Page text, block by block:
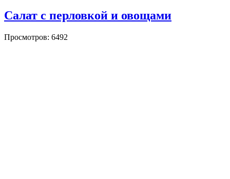
Салат с перловкой и овощами
Просмотров: 6492